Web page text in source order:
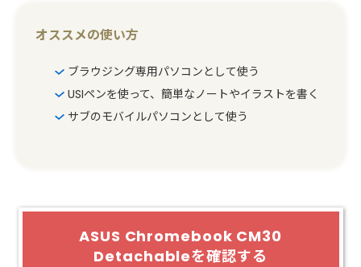
オススメの使い方
ブラウジング専用パソコンとして使う
USIペンを使って、簡単なノートやイラストを書く
サブのモバイルパソコンとして使う
ASUS Chromebook CM30
Detachableを確認する